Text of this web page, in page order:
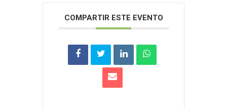
COMPARTIR ESTE EVENTO